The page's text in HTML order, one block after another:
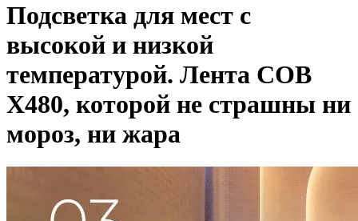
Подсветка для мест с
высокой и низкой
температурой. Лента COB
X480, которой не страшны ни
мороз, ни жара